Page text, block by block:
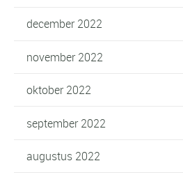
december 2022
november 2022
oktober 2022
september 2022
augustus 2022